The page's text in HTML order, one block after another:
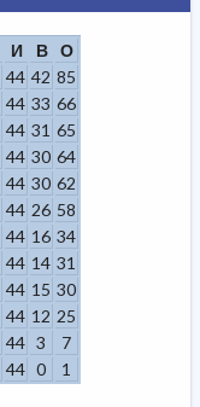
И В
О
44 42 85
44 33 66
44 31 65
44 30 64
44 30 62
44 26 58
44 16 34
44 14 31
44 15 30
44 12 25
44 3
7
44 0
1